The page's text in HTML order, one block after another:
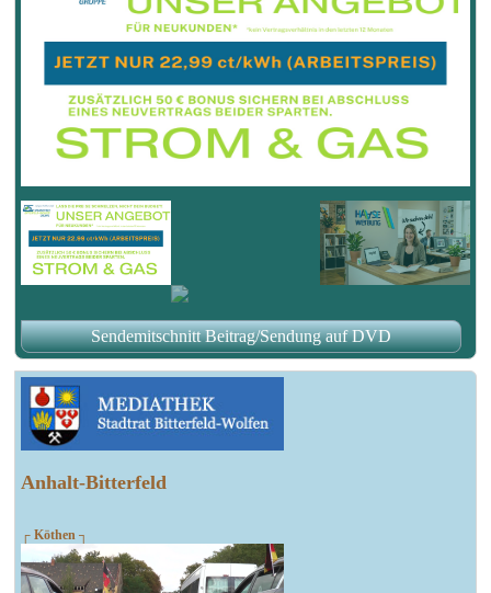
Anhalt-Bitterfeld
┌ Köthen ┐
Sendemitschnitt Beitrag/Sendung auf DVD